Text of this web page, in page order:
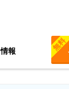
報 無料